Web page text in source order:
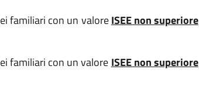
familiari con un valoreISEE non superiore
familiari con un valore ISEE non superiore